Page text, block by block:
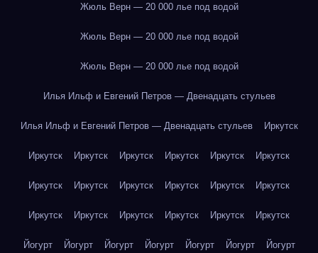
Жюль Верн — 20 000 лье под водой
Жюль Верн — 20 000 лье под водой
Жюль Верн — 20 000 лье под водой
Илья Ильф и Евгений Петров — Двенадцать стульев
Илья Ильф и Евгений Петров — Двенадцать стульев Иркутск
Иркутск Иркутск Иркутск Иркутск Иркутск Иркутск
Иркутск Иркутск Иркутск Иркутск Иркутск Иркутск
Иркутск Иркутск Иркутск Иркутск Иркутск Иркутск
Йогурт Йогурт Йогурт Йогурт Йогурт Йогурт Йогурт